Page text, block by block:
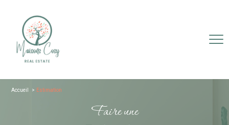
Accueil estimation
Faire une